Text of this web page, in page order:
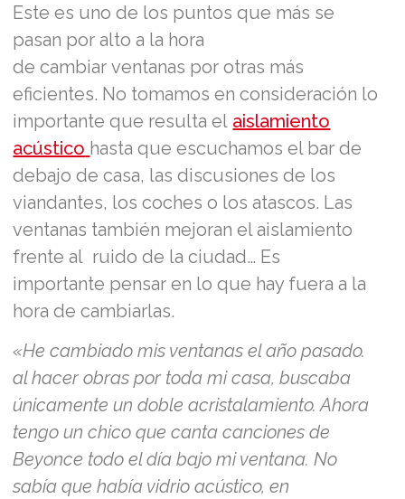
Este es uno de los puntos que más se
pasan por alto a la hora
de cambiar ventanas por otras más
eficientes. No tomamos en consideración lo
importante que resulta el aislamiento
acústico hasta que escuchamos el bar de
debajo de casa, las discusiones de los
viandantes, los coches o los atascos. Las
ventanas también mejoran el aislamiento
frente al ruido de la ciudad… Es
importante pensar en lo que hay fuera a la
hora de cambiarlas.
«He cambiado mis ventanas el año pasado.
al hacer obras por toda mi casa, buscaba
únicamente un doble acristalamiento. Ahora
tengo un chico que canta canciones de
Beyonce todo el día bajo mi ventana. No
sabía que había vidrio acústico, en